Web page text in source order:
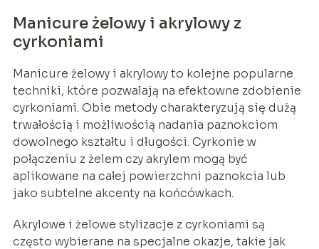
Manicure żelowy i akrylowy z
cyrkoniami
Manicure żelowy i akrylowy to kolejne popularne
techniki, które pozwalają na efektowne zdobienie
cyrkoniami. Obie metody charakteryzują się dużą
trwałością i możliwością nadania paznokciom
dowolnego kształtu i długości. Cyrkonie w
połączeniu z żelem czy akrylem mogą być
aplikowane na całej powierzchni paznokcia lub
jako subtelne akcenty na końcówkach.
Akrylowe i żelowe stylizacje z cyrkoniami są
często wybierane na specjalne okazje, takie jak